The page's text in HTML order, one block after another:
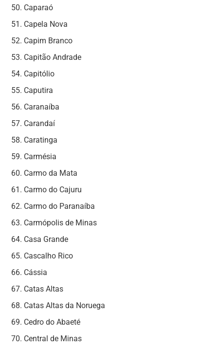
Caparaó
Capela Nova
Capim Branco
Capitão Andrade
Capitólio
Caputira
Caranaíba
Carandaí
Caratinga
Carmésia
Carmo da Mata
Carmo do Cajuru
Carmo do Paranaíba
Carmópolis de Minas
Casa Grande
Cascalho Rico
Cássia
Catas Altas
Catas Altas da Noruega
Cedro do Abaeté
Central de Minas